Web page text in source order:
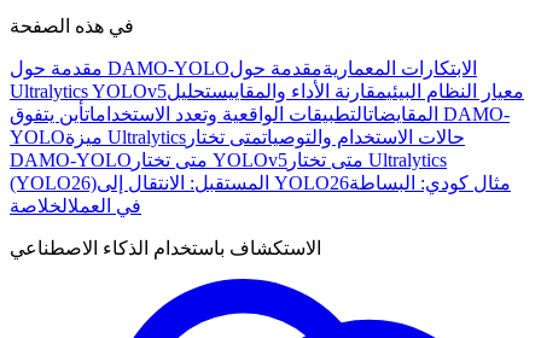
في هذه الصفحة
مقدمة حول DAMO-YOLO الابتكارات المعماريةمقدمة حول
Ultralytics YOLOv5
معيار النظام البيئيمقارنة الأداء والمقاييستحليل
المقايضاتالتطبيقات الواقعية وتعدد الاستخداماتأين يتفوق DAMO-
YOLO
ميزة Ultralytics حالات الاستخدام والتوصياتمتى تختار
DAMO-YOLO
متى تختار YOLOv5 متى تختار Ultralytics
(YOLO26)
المستقبل: الانتقال إلى YOLO26مثال كودي: البساطة
في العملالخلاصة
الاستكشاف باستخدام الذكاء الاصطناعي